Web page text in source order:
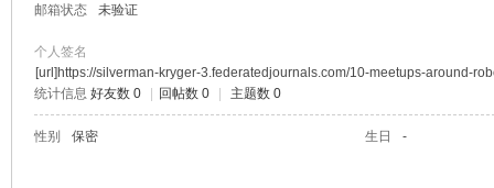
邮箱状态
未验证
个人签名
[url]https://silverman-kryger-3.federatedjournals.com/10-meetups-around-
统计信息 好友数 0 回帖数 0 主题数 0
性别 保密 生日 -